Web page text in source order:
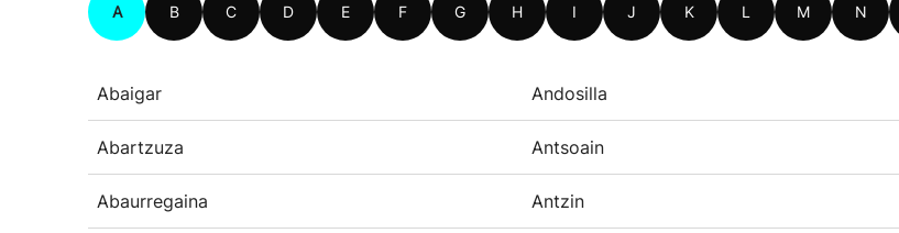
A B C D E F G H I J K L M N
Abaigar Andosilla
Abartzuza Antsoain
Abaurregaina Antzin